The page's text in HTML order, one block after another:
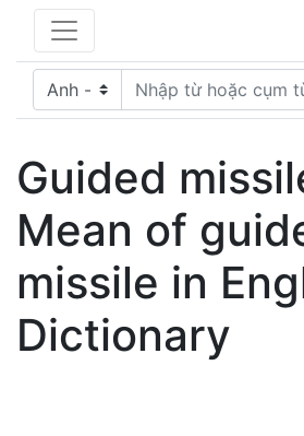
Guided
Mean of
missile in
Dictionary